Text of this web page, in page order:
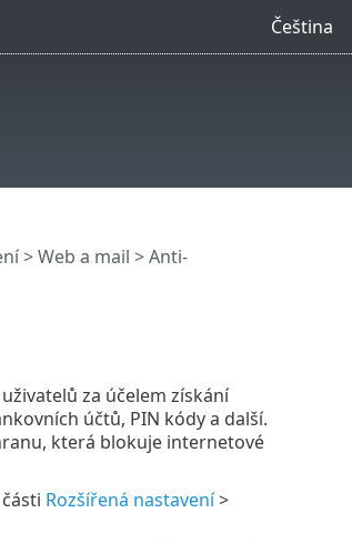
Čeština
>Web a mail > Anti-
za účelem získání
účtů, PIN kódy a další.
která blokuje internetové
Rozšířená nastavení>